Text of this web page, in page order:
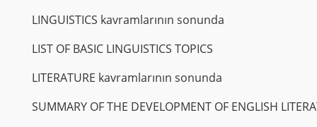
LINGUISTICS kavramlarının sonunda
LIST OF BASIC LINGUISTICS TOPICS
LITERATURE kavramlarının sonunda
SUMMARY OF THE DEVELOPMENT OF ENGLISH